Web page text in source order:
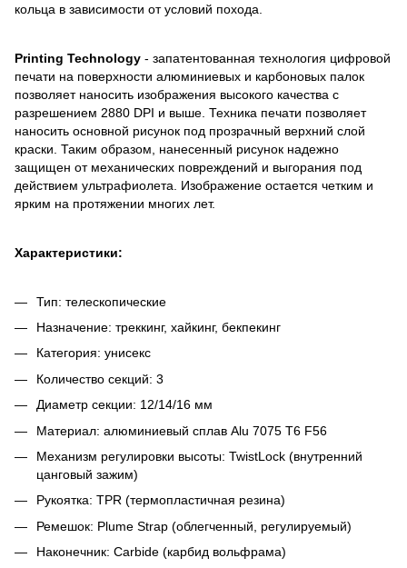
кольца в зависимости от условий похода.
Printing Technology - запатентованная технология цифровой
печати на поверхности алюминиевых и карбоновых палок
позволяет наносить изображения высокого качества с
разрешением 2880 DPI и выше. Техника печати позволяет
наносить основной рисунок под прозрачный верхний слой
краски. Таким образом, нанесенный рисунок надежно
защищен от механических повреждений и выгорания под
действием ультрафиолета. Изображение остается четким и
ярким на протяжении многих лет.
Характеристики:
Тип: телескопические
Назначение: треккинг, хайкинг, бекпекинг
Категория: унисекс
Количество секций: 3
Диаметр секции: 12/14/16 мм
Материал: алюминиевый сплав Alu 7075 T6 F56
Механизм регулировки высоты: TwistLock (внутренний
цанговый зажим)
Рукоятка: TPR (термопластичная резина)
Ремешок: Plume Strap (облегченный, регулируемый)
Наконечник: Carbide (карбид вольфрама)